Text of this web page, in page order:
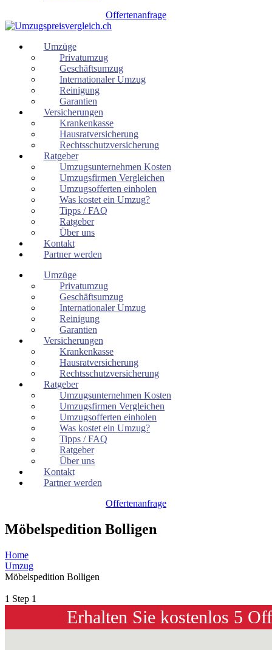
Offertenanfrage
Umzüge
Privatumzug
Geschäftsumzug
Internationaler Umzug
Reinigung
Garantien
Versicherungen
Krankenkasse
Hausratversicherung
Rechtsschutzversicherung
Ratgeber
Umzugsunternehmen Kosten
Umzugsfirmen Vergleichen
Umzugsofferten einholen
Was kostet ein Umzug?
Tipps / FAQ
Ratgeber
Über uns
Kontakt
Partner werden
Umzüge
Privatumzug
Geschäftsumzug
Internationaler Umzug
Reinigung
Garantien
Versicherungen
Krankenkasse
Hausratversicherung
Rechtsschutzversicherung
Ratgeber
Umzugsunternehmen Kosten
Umzugsfirmen Vergleichen
Umzugsofferten einholen
Was kostet ein Umzug?
Tipps / FAQ
Ratgeber
Über uns
Kontakt
Partner werden
Offertenanfrage
Möbelspedition Bolligen
Home
Umzug
Möbelspedition Bolligen
1 Step 1
Erhalten Sie kostenlos 5